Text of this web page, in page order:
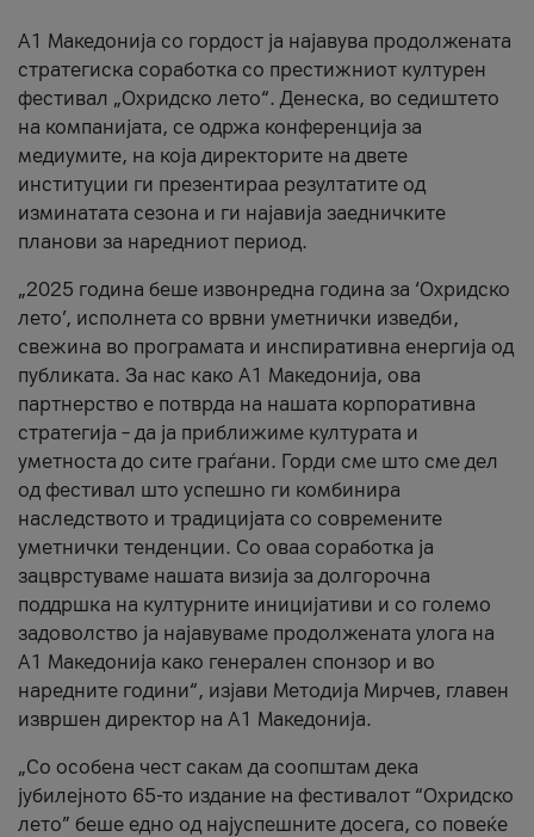
A1 Македонија со гордост ја најавува продолжената
стратегиска соработка со престижниот културен
фестивал „Охридско лето“. Денеска, во седиштето
на компанијата, се одржа конференција за
медиумите, на која директорите на двете
институции ги презентираа резултатите од
изминатата сезона и ги најавија заедничките
планови за наредниот период.
„2025 година беше извонредна година за ‘Охридско
лето’, исполнета со врвни уметнички изведби,
свежина во програмата и инспиративна енергија од
публиката. За нас како A1 Македонија, ова
партнерство е потврда на нашата корпоративна
стратегија – да ја приближиме културата и
уметноста до сите граѓани. Горди сме што сме дел
од фестивал што успешно ги комбинира
наследството и традицијата со современите
уметнички тенденции. Со оваа соработка ја
зацврстуваме нашата визија за долгорочна
поддршка на културните иницијативи и со големо
задоволство ја најавуваме продолжената улога на
A1 Македонија како генерален спонзор и во
наредните години“, изјави Методија Мирчев, главен
извршен директор на A1 Македонија.
„Со особена чест сакам да соопштам дека
јубилејното 65-то издание на фестивалот “Охридско
лето” беше едно од најуспешните досега, со повеќе